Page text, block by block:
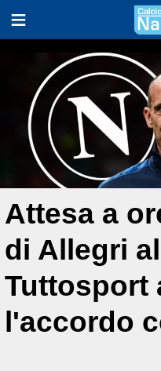
Attesa a
di Allegri
Tuttosport
l'accordo